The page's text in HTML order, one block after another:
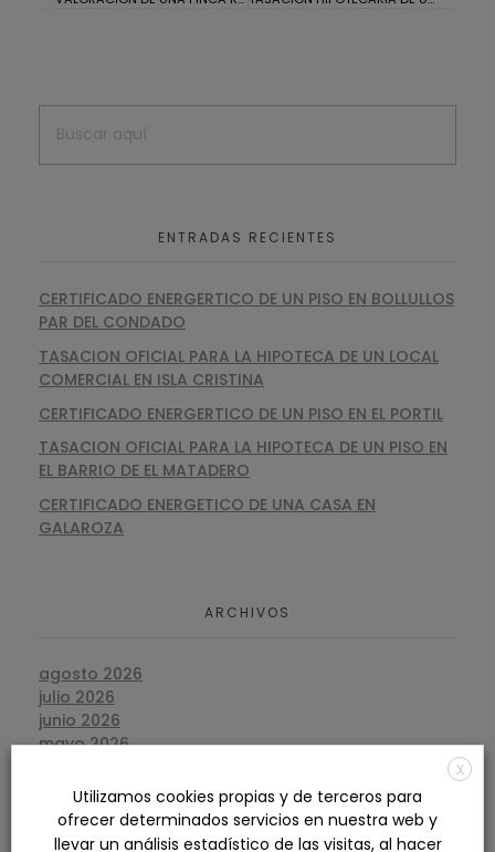
ENTRADAS RECIENTES
CERTIFICADO ENERGERTICO DE UN PISO EN BOLLULLOS
PAR DEL CONDADO
TASACION OFICIAL PARA LA HIPOTECA DE UN LOCAL
COMERCIAL EN ISLA CRISTINA
CERTIFICADO ENERGERTICO DE UN PISO EN EL PORTIL
TASACION OFICIAL PARA LA HIPOTECA DE UN PISO EN
EL BARRIO DE EL MATADERO
CERTIFICADO ENERGETICO DE UNA CASA EN
GALAROZA
ARCHIVOS
agosto 2026
julio 2026
junio 2026
mayo 2026
marzo 2026
febrero 2026
enero 2026
X
Utilizamos cookies propias y de terceros para
ofrecer determinados servicios en nuestra web y
llevar un análisis estadístico de las visitas, al hacer